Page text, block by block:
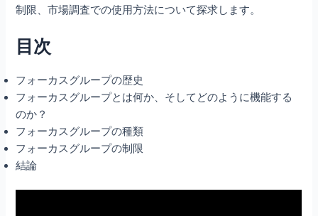
制限、市場調査での使用方法について探求します。
目次
フォーカスグループの歴史
フォーカスグループとは何か、そしてどのように機能する
のか？
フォーカスグループの種類
フォーカスグループの制限
結論